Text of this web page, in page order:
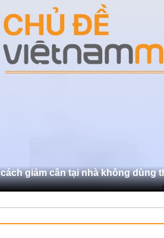
cách giảm cân tại nhà không dùng